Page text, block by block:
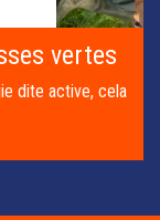
commun
de